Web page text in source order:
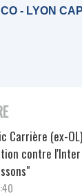
- LYON
Carrière (ex-
contre l'Inter